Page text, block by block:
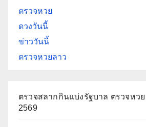
ตรวจหวย
ดวงวันนี้
ข่าววันนี้
ตรวจหวยลาว
ตรวจสลากกินแบ่งรัฐบาล ตรวจหว
2569